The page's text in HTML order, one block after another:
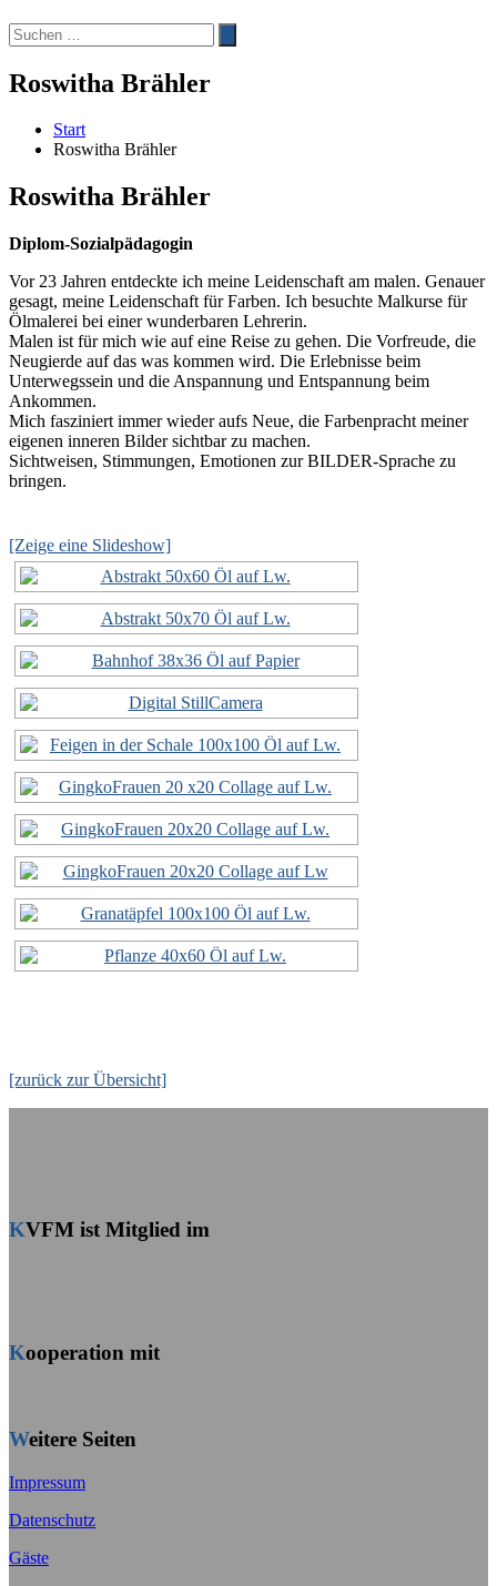
Suchen
nach:
Roswitha Brähler
Start
Roswitha Brähler
Roswitha Brähler
Diplom-Sozialpädagogin
Vor 23 Jahren entdeckte ich meine Leidenschaft am malen. Genauer
gesagt, meine Leidenschaft für Farben. Ich besuchte Malkurse für
Ölmalerei bei einer wunderbaren Lehrerin.
Malen ist für mich wie auf eine Reise zu gehen. Die Vorfreude, die
Neugierde auf das was kommen wird. Die Erlebnisse beim
Unterwegssein und die Anspannung und Entspannung beim
Ankommen.
Mich fasziniert immer wieder aufs Neue, die Farbenpracht meiner
eigenen inneren Bilder sichtbar zu machen.
Sichtweisen, Stimmungen, Emotionen zur BILDER-Sprache zu
bringen.
[Zeige eine Slideshow]
[zurück zur Übersicht]
KVFM ist Mitglied im
Kooperation mit
Weitere Seiten
Impressum
Datenschutz
Gäste